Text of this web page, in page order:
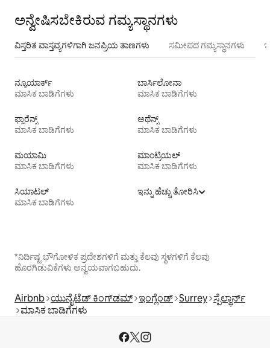
ಅನ್ವೇಷಿಸಬೇಕಿರುವ ಗಮ್ಯಸ್ಥಾನಗಳು
ವಿಸ್ತರಿತ ವಾಸ್ತವ್ಯಗಳಿಗಾಗಿ ಜನಪ್ರಿಯ ತಾಣಗಳು ಸಮೀಪದ ಗಮ್ಯಸ್ಥಾನಗಳು
ನ್ಯೂಯಾರ್ಕ್
ಮಾಸಿಕ ಬಾಡಿಗೆಗಳು
ಬಾರ್ಸಿಲೋನಾ
ಮಾಸಿಕ ಬಾಡಿಗೆಗಳು
ಫ್ಲಾರೆನ್ಸ್
ಮಾಸಿಕ ಬಾಡಿಗೆಗಳು
ಅಥೆನ್ಸ್
ಮಾಸಿಕ ಬಾಡಿಗೆಗಳು
ಮಯಾಮಿ
ಮಾಸಿಕ ಬಾಡಿಗೆಗಳು
ಮಾಂಟ್ರಿಯಲ್
ಮಾಸಿಕ ಬಾಡಿಗೆಗಳು
ಸಿಯಾಟಲ್
ಮಾಸಿಕ ಬಾಡಿಗೆಗಳು
ಇನ್ನು ಹೆಚ್ಚು ತೋರಿಸಿ
*ನಿರ್ದಿಷ್ಟ ಭೌಗೋಳಿಕ ಪ್ರದೇಶಗಳಿಗೆ ಮತ್ತು ಕೆಲವು ಸ್ಥಳಗಳಿಗೆ ಕೆಲವು
ಹೊರಗಿಡುವಿಕೆಗಳು ಅನ್ವಯವಾಗಬಹುದು.
Airbnb ಯುನೈಟೆಡ್ ಕಿಂಗ್‌ಡಮ್ ಇಂಗ್ಲೆಂಡ್ Surrey ಸ್ಪೆಲ್ಥಾರ್ನ್
ಮಾಸಿಕ ಬಾಡಿಗೆಗಳು